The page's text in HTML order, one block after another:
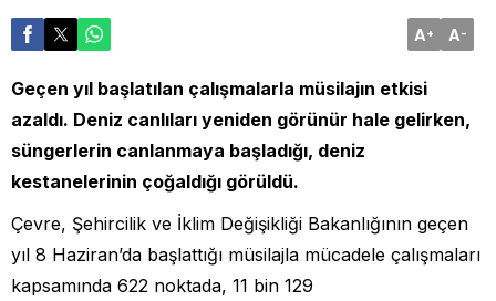
A+ A-
Geçen yıl başlatılan çalışmalarla müsilajın etkisi
azaldı. Deniz canlıları yeniden görünür hale gelirken,
süngerlerin canlanmaya başladığı, deniz
kestanelerinin çoğaldığı görüldü.
Çevre, Şehircilik ve İklim Değişikliği Bakanlığının geçen
yıl 8 Haziran’da başlattığı müsilajla mücadele çalışmaları
kapsamında 622 noktada, 11 bin 129